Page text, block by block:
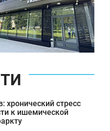
хронический стресс
к ишемической